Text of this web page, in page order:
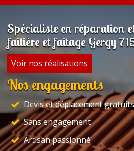
Spécialiste en réparation
faîtière et faîtage Gergy
Voir nos réalisations
Nos engagements
Devis et déplacement gratuits
Sans engagement
Artisan passionné